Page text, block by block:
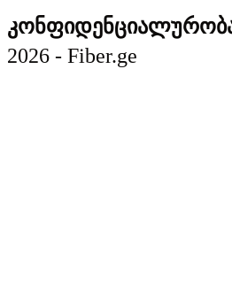
2026 - Fiber.ge